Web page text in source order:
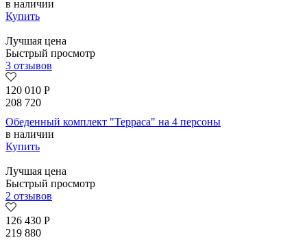
в наличии
Купить
Лучшая цена
Быстрый просмотр
3 отзывов
120 010 Р
208 720
Обеденный комплект "Терраса" на 4 персоны
в наличии
Купить
Лучшая цена
Быстрый просмотр
2 отзывов
126 430 Р
219 880